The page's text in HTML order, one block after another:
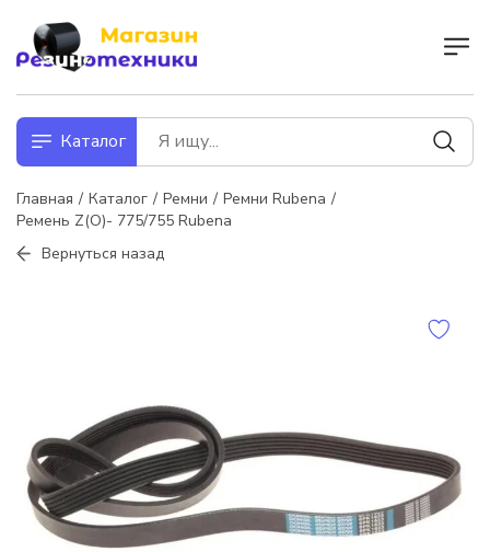
Каталог
Главная Каталог Ремни
Ремни Rubena
Ремень Z(О)- 775/755 Rubena
Вернуться назад